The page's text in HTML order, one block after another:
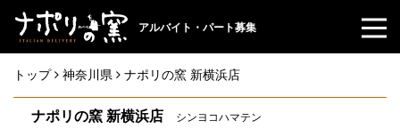
アルバイト・パート募集
トップ 神奈川県 ナポリの窯 新横浜店
ナポリの窯 新横浜店 シンヨコハマテン